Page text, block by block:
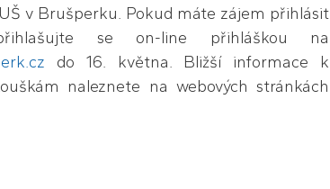
v Brušperku. Pokud máte zájem přihlásit
se on-line přihláškou na
do 16. května. Bližší informace k
naleznete na webových stránkách